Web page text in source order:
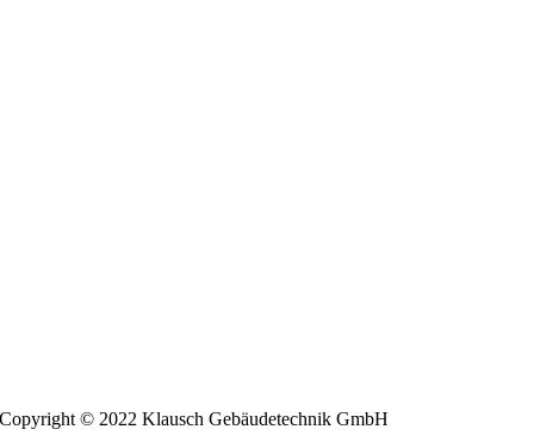
Copyright © 2022 Klausch Gebäudetechnik GmbH